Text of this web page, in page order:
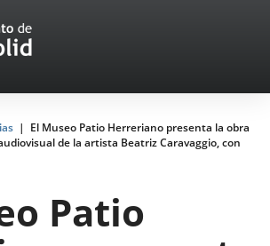
El Museo Patio Herreriano presenta la obra
de la artista Beatriz Caravaggio, con
Patio